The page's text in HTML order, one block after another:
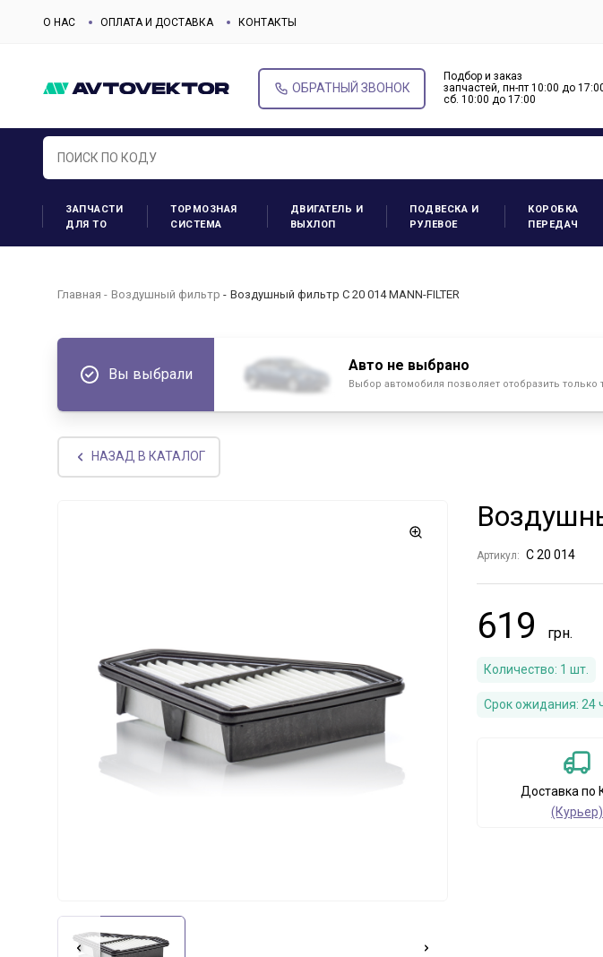
О НАС ОПЛАТА И ДОСТАВКА КОНТАКТЫ
ОБРАТНЫЙ ЗВОНОК
Подбор и заказ
запчастей, пн-пт 10:00 до
cб. 10:00 до 17:00
ЗАПЧАСТИ
ДЛЯ ТО
ТОРМОЗНАЯ
СИСТЕМА
ДВИГАТЕЛЬ И
ВЫХЛОП
ПОДВЕСКА И
РУЛЕВОЕ
КОРОБКА
ПЕРЕДАЧ
Главная Воздушный фильтр Воздушный фильтр C 20 014 MANN-FILTER
Вы выбрали
Авто не выбрано
Выбор автомобиля позволяет отобразить
НАЗАД В КАТАЛОГ
Артикул: C 20 014
619
Количество: 1 шт.
Срок ожидания: 24
Доставка по
(Курьер)